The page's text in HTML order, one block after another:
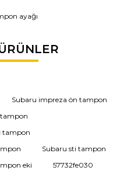
ayağı
açıklamalarında ve diğer
noktaları öneri formunu
Subaru impreza ön tampon
tampon
tampon
Subaru sti tampon
eki
57732fe030